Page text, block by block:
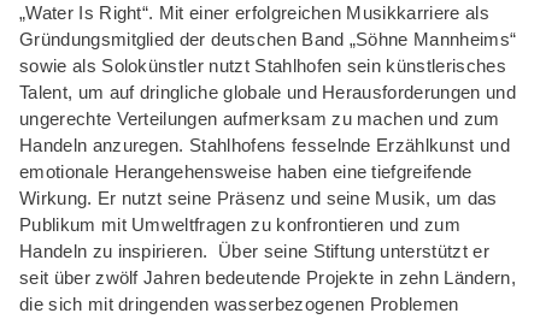
„Water Is Right“. Mit einer erfolgreichen Musikkarriere als
Gründungsmitglied der deutschen Band „Söhne Mannheims“
sowie als Solokünstler nutzt Stahlhofen sein künstlerisches
Talent, um auf dringliche globale und Herausforderungen und
ungerechte Verteilungen aufmerksam zu machen und zum
Handeln anzuregen. Stahlhofens fesselnde Erzählkunst und
emotionale Herangehensweise haben eine tiefgreifende
Wirkung. Er nutzt seine Präsenz und seine Musik, um das
Publikum mit Umweltfragen zu konfrontieren und zum
Handeln zu inspirieren. Über seine Stiftung unterstützt er
seit über zwölf Jahren bedeutende Projekte in zehn Ländern,
die sich mit dringenden wasserbezogenen Problemen